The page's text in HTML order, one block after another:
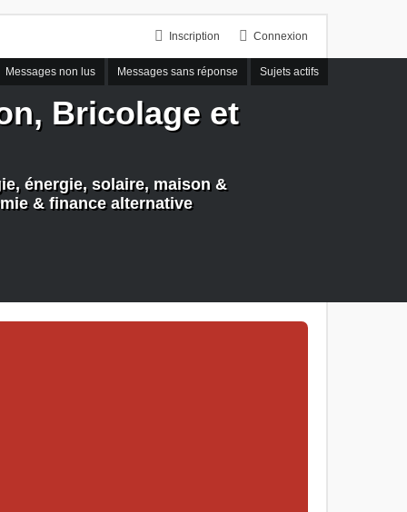
Connexion
Inscription
Messages non lus Messages sans réponse Sujets actifs
Bricolage et
énergie, solaire, maison &
& finance alternative